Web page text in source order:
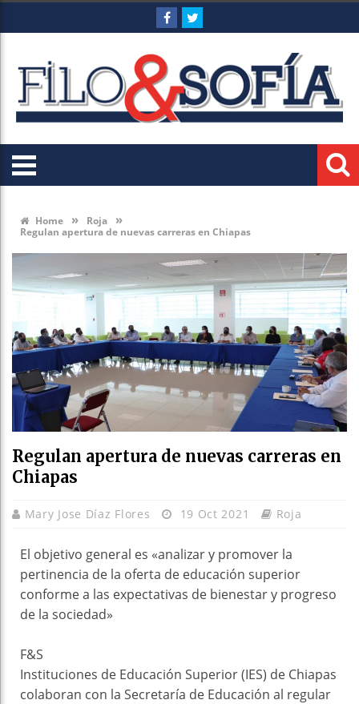
Home » Roja »
Regulan apertura de nuevas carreras en Chiapas
Regulan apertura de nuevas carreras en
Chiapas
Mary Jose Díaz Flores 19 Oct 2021 Roja
El objetivo general es «analizar y promover la
pertinencia de la oferta de educación superior
conforme a las expectativas de bienestar y progreso
de la sociedad»
F&S
Instituciones de Educación Superior (IES) de Chiapas
colaboran con la Secretaría de Educación al regular